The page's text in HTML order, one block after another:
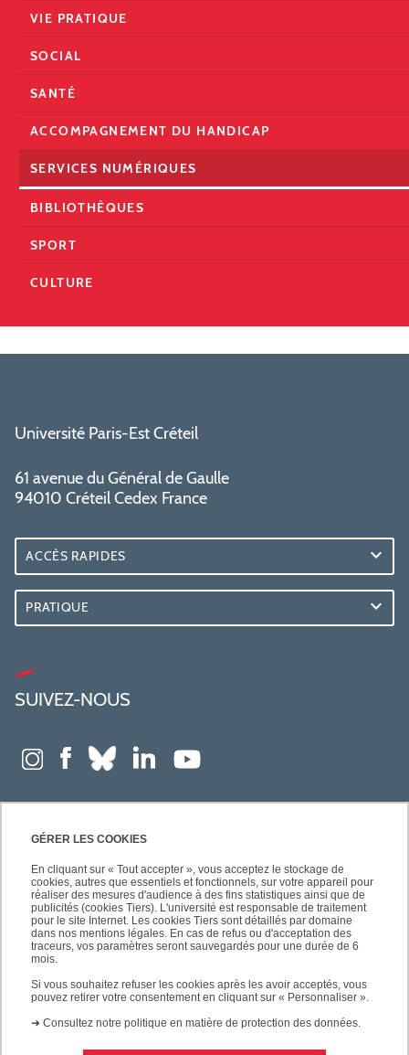
GÉRER LES COOKIES
En cliquant sur « Tout accepter », vous acceptez le stockage de
cookies, autres que essentiels et fonctionnels, sur votre appareil pour
réaliser des mesures d'audience à des fins statistiques ainsi que de
publicités (cookies Tiers). L'université est responsable de traitement
pour le site Internet. Les cookies Tiers sont détaillés par domaine
dans nos mentions légales. En cas de refus ou d'acceptation des
traceurs, vos paramètres seront sauvegardés pour une durée de 6
mois.
Si vous souhaitez refuser les cookies après les avoir acceptés, vous
pouvez retirer votre consentement en cliquant sur « Personnaliser ».
➜ Consultez notre politique en matière de protection des données.
VIE PRATIQUE
SOCIAL
SANTÉ
ACCOMPAGNEMENT DU HANDICAP
SERVICES NUMÉRIQUES
BIBLIOTHÈQUES
SPORT
CULTURE
Université Paris-Est Créteil
61 avenue du Général de Gaulle
94010 Créteil Cedex France
ACCÈS RAPIDES
PRATIQUE
SUIVEZ-NOUS